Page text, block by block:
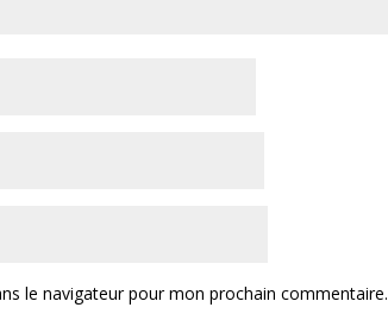
le navigateur pour mon prochain commentaire.